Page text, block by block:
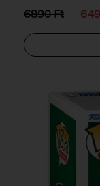
6890 Ft